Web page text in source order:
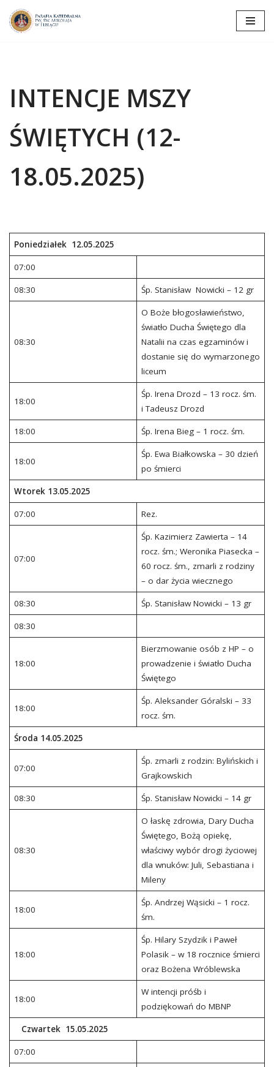
Przejdź
INTENCJE MSZY
ŚWIĘTYCH (12-
18.05.2025)
Poniedziałek 12.05.2025
07:00
08:30 Śp. Stanisław Nowicki – 12 gr
08:30
O Boże błogosławieństwo,
światło Ducha Świętego dla
Natalii na czas egzaminów i
dostanie się do wymarzonego
liceum
18:00
Śp. Irena Drozd – 13 rocz. śm.
i Tadeusz Drozd
18:00 Śp. Irena Bieg – 1 rocz. śm.
18:00
Śp. Ewa Białkowska – 30 dzień
po śmierci
Wtorek 13.05.2025
07:00 Rez.
07:00
Śp. Kazimierz Zawierta – 14
rocz. śm.; Weronika Piasecka –
60 rocz. śm., zmarli z rodziny
– o dar życia wiecznego
08:30 Śp. Stanisław Nowicki – 13 gr
08:30
18:00
Bierzmowanie osób z HP – o
prowadzenie i światło Ducha
Świętego
18:00
Śp. Aleksander Góralski – 33
rocz. śm.
Środa 14.05.2025
07:00
Śp. zmarli z rodzin: Bylińskich i
Grajkowskich
08:30 Śp. Stanisław Nowicki – 14 gr
08:30
O łaskę zdrowia, Dary Ducha
Świętego, Bożą opiekę,
właściwy wybór drogi życiowej
dla wnuków: Juli, Sebastiana i
Mileny
18:00
Śp. Andrzej Wąsicki – 1 rocz.
śm.
18:00
Śp. Hilary Szydzik i Paweł
Polasik – w 18 rocznice śmierci
oraz Bożena Wróblewska
18:00
W intencji próśb i
podziękowań do MBNP
Czwartek 15.05.2025
07:00